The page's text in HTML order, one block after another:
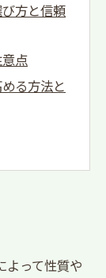
方と信頼
点
る方法と
よって性質や